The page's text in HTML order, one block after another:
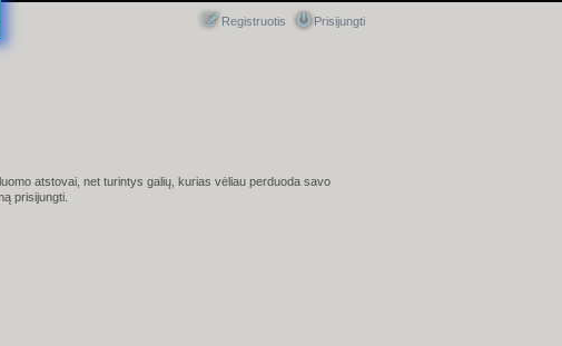
Prisijungti
Registruotis
atstovai, net turintys galių, kurias vėliau perduoda savo
prisijungti.